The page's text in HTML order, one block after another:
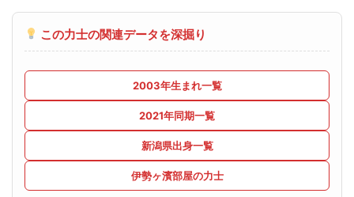
この力士の関連データを深掘り
2003年生まれ一覧
2021年同期一覧
新潟県出身一覧
伊勢ヶ濱部屋の力士